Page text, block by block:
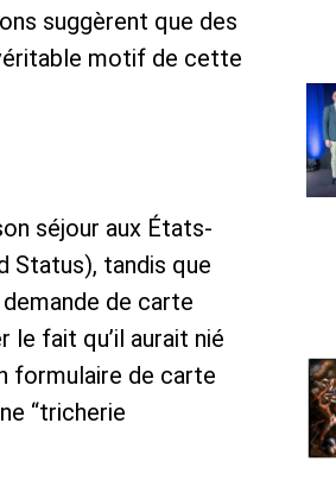
suggèrent que des
motif de cette
séjour aux États-
Status), tandis que
de carte
fait qu’il aurait nié
formulaire de carte
“tricherie